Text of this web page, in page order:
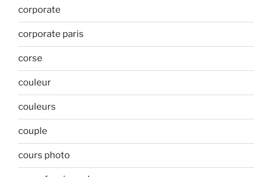
corporate
corporate paris
corse
couleur
couleurs
couple
cours photo